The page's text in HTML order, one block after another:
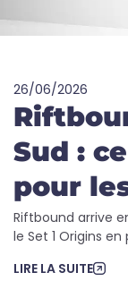
26/06/2026
Sud :
pour
Riftbound arrive
le Set 1 Origins
LIRE LA SUITE